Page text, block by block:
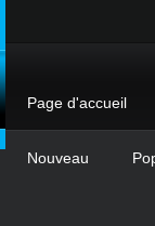
Page d'accueil
Nouveau